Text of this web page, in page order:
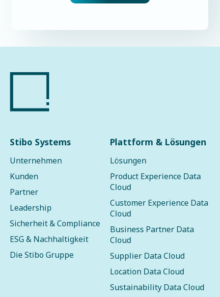
Stibo Systems
Unternehmen
Kunden
Partner
Leadership
Sicherheit & Compliance
ESG & Nachhaltigkeit
Die Stibo Gruppe
Plattform & Lösungen
Lösungen
Product Experience Data
Cloud
Customer Experience Data
Cloud
Business Partner Data
Cloud
Supplier Data Cloud
Location Data Cloud
Sustainability Data Cloud